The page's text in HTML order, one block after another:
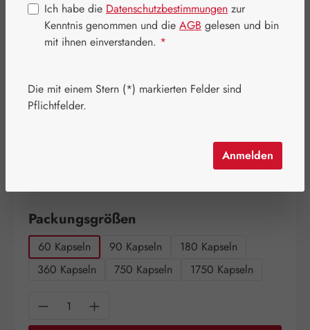
Regulärer Preis:
24,60 €
Inhalt:0.029 Kilogramm
Schnell zuschlagen! Es sind nur noch wenige Artikel
Packungsgrößen
60 Kapseln 90 Kapseln
180 Kapseln
360 Kapseln
750 Kapseln 1750 Kapseln
Produkt Anzahl: Gib den gewünschten
Ich habe die Datenschutzbestimmungen zur
Kenntnis genommen und die AGB gelesen und bin
mit ihnen einverstanden. *
Die mit einem Stern (*) markierten Felder sind
Pflichtfelder.
Anmelden